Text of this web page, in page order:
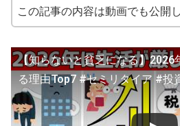
この記事の内容は動画でも公開
【知らないと貧乏になる】2026
る理由Top7 #セミリタイア #投